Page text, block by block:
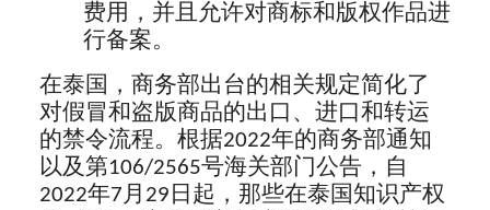
费用，并且允许对商标和版权作品进
行备案。
在泰国，商务部出台的相关规定简化了
对假冒和盗版商品的出口、进口和转运
的禁令流程。根据2022年的商务部通知
以及第106/2565号海关部门公告，自
2022年7月29日起，那些在泰国知识产权